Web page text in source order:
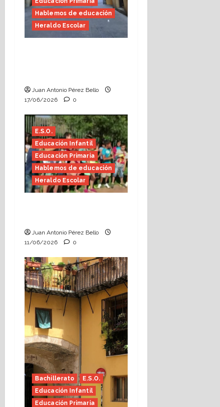
Hablemos de educación
Heraldo Escolar
Juan Antonio Pérez Bello
17/06/2026
0
E.S.O.
Educación Infantil
Educación Primaria
Hablemos de educación
Heraldo Escolar
Juan Antonio Pérez Bello
11/06/2026
0
Bachillerato
E.S.O.
Educación Infantil
Educación Primaria